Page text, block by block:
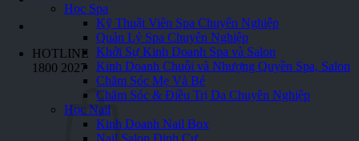
HOTLINE
1800 2027
Học Spa
Kỹ Thuật Viên Spa Chuyên Nghiệp
Quản Lý Spa Chuyên Nghiệp
Khởi Sự Kinh Doanh Spa và Salon
Kinh Doanh Chuỗi và Nhượng Quyền Spa, Salon
Chăm Sóc Mẹ Và Bé
Chăm Sóc & Điều Trị Da Chuyên Nghiệp
Học Nail
Kinh Doanh Nail Box
Nail Salon Định Cư